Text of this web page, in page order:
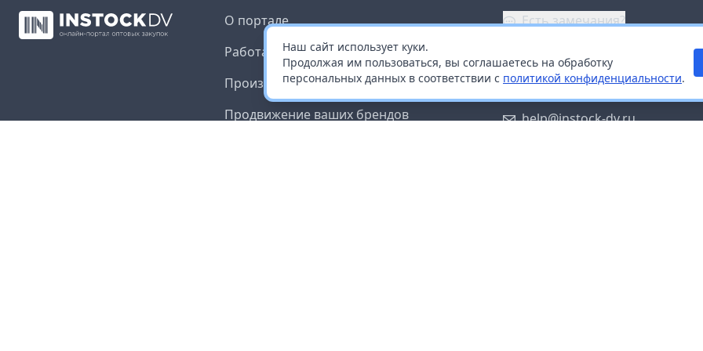
Наш сайт использует куки.
Продолжая им пользоваться, вы соглашаетесь на обработку
персональных данных в соответствии с политикой конфиденциальности.
О портале
Работа с платформой
Производителям и дистрибьюторам
Продвижение ваших брендов
Есть замечания?
Заказать звонок
help@instock-dv.ru